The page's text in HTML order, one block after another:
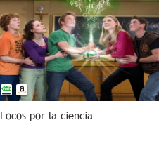
Locos por la ciencia